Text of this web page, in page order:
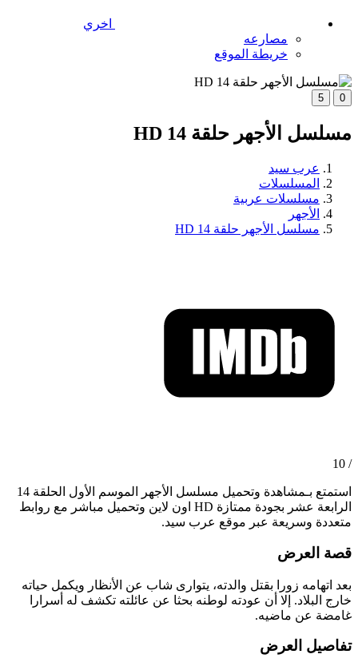
اخري
مصارعه
خريطة الموقع
0
5
مسلسل الأجهر حلقة 14 HD
عرب سيد
المسلسلات
مسلسلات عربية
الأجهر
مسلسل الأجهر حلقة 14 HD
/ 10
استمتع بـمشاهدة وتحميل مسلسل الأجهر الموسم الأول الحلقة 14
الرابعة عشر بجودة ممتازة HD اون لاين وتحميل مباشر مع روابط
متعددة وسريعة عبر موقع عرب سيد.
قصة العرض
بعد اتهامه زورا بقتل والدته، يتوارى شاب عن الأنظار ويكمل حياته
خارج البلاد. إلا أن عودته لوطنه بحثا عن عائلته تكشف له أسرارا
غامضة عن ماضيه.
تفاصيل العرض